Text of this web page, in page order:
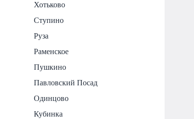
Хотьково
Ступино
Руза
Раменское
Пушкино
Павловский Посад
Одинцово
Кубинка